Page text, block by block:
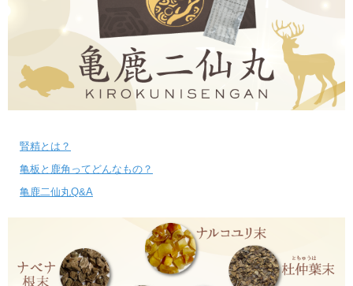
腎精とは？
亀板と鹿角ってどんなもの？
亀鹿二仙丸Q&A